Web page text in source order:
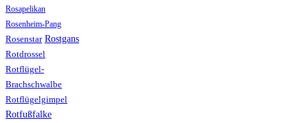
Rosapelikan
Rosenheim-Pang
Rosenstar Rostgans
Rotdrossel
Rotflügel-
Brachschwalbe
Rotflügelgimpel
Rotfußfalke